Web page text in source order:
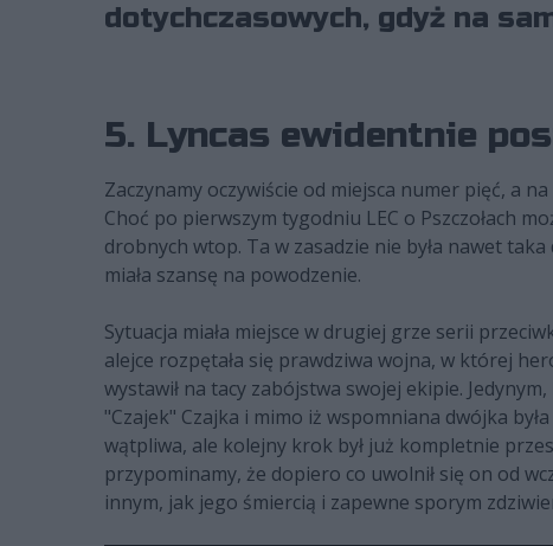
dotychczasowych, gdyż na
5. Lyncas ewidentnie
Zaczynamy oczywiście od miejsca numer pięć, a
Choć po pierwszym tygodniu LEC o Pszczołach
drobnych wtop. Ta w zasadzie nie była nawet
miała szansę na powodzenie.
Sytuacja miała miejsce w drugiej grze serii
alejce rozpętała się prawdziwa wojna, w której
wystawił na tacy zabójstwa swojej ekipie.
"Czajek" Czajka i mimo iż wspomniana dwójka
wątpliwa, ale kolejny krok był już kompletnie
przypominamy, że dopiero co uwolnił się on od
innym, jak jego śmiercią i zapewne sporym